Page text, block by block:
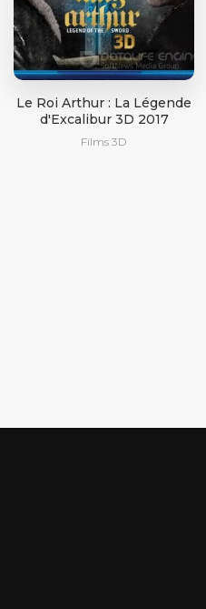
Le Roi Arthur : La Légende
d'Excalibur 3D 2017
Films 3D